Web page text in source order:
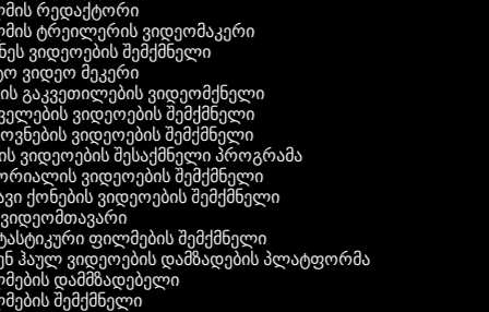
რედაქტორი
ტრეილერის ვიდეომაკერი
ვიდეოების შემქმნელი
ვიდეო მეკერი
გაკვეთილების ვიდეომქნელი
ვიდეოების შემქმნელი
ვიდეოების შემქმნელი
ვიდეოების შესაქმნელი პროგრამა
ვიდეოების შემქმნელი
ქონების ვიდეოების შემქმნელი
ფილმების შემქმნელი
ჰაულ ვიდეოების დამზადების პლატფორმა
დამმზადებელი
შემქმნელი